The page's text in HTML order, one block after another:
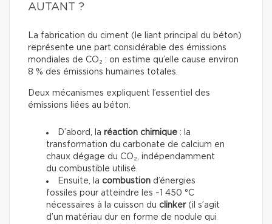
AUTANT ?
La fabrication du ciment (le liant principal du béton)
représente une part considérable des émissions
mondiales de CO₂ : on estime qu’elle cause environ
8 % des émissions humaines totales.
Deux mécanismes expliquent l’essentiel des
émissions liées au béton.
D’abord, la réaction chimique : la
transformation du carbonate de calcium en
chaux dégage du CO₂, indépendamment
du combustible utilisé.
Ensuite, la combustion d’énergies
fossiles pour atteindre les ~1 450 °C
nécessaires à la cuisson du clinker(il s’agit
d’un matériau dur en forme de nodule qui